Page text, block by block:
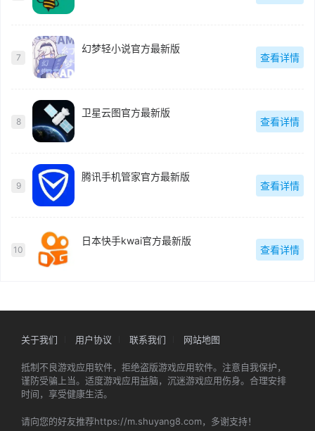
7
幻梦轻小说官方最新版
查看详情
8
卫星云图官方最新版
查看详情
9
腾讯手机管家官方最新版
查看详情
10
日本快手kwai官方最新版
查看详情
关于我们 用户协议 联系我们 网站地图
抵制不良游戏应用软件，拒绝盗版游戏应用软件。注意自我保护，
谨防受骗上当。适度游戏应用益脑，沉迷游戏应用伤身。合理安排
时间，享受健康生活。
请向您的好友推荐https://m.shuyang8.com，多谢支持！